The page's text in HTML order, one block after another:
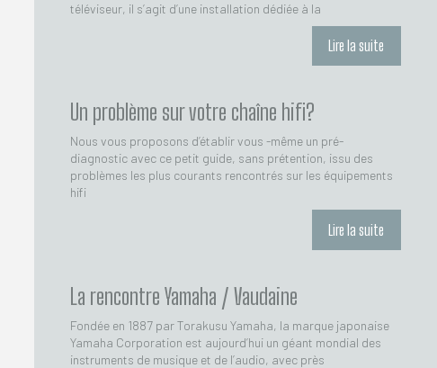
téléviseur, il s’agit d’une installation dédiée à la
Lire la suite
Un problème sur votre chaîne hifi?
Nous vous proposons d’établir vous -même un pré-
diagnostic avec ce petit guide, sans prétention, issu des
problèmes les plus courants rencontrés sur les équipements
hifi
Lire la suite
La rencontre Yamaha / Vaudaine
Fondée en 1887 par Torakusu Yamaha, la marque japonaise
Yamaha Corporation est aujourd’hui un géant mondial des
instruments de musique et de l’audio, avec près